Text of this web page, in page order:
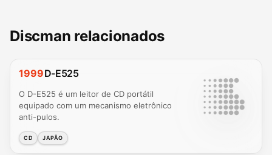
Discman relacionados
1999D-E525
O D-E525 é um leitor de CD portátil
equipado com um mecanismo eletrônico
anti-pulos.
CD JAPÃO